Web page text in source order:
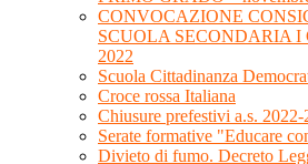
CONVOCAZIONE
SCUOLA SECONDARIA
2022
Scuola Cittadinanza
Croce rossa Italiana
Chiusure prefestivi a.s. 2022-
Serate formative "Educare
Divieto di fumo. Decreto